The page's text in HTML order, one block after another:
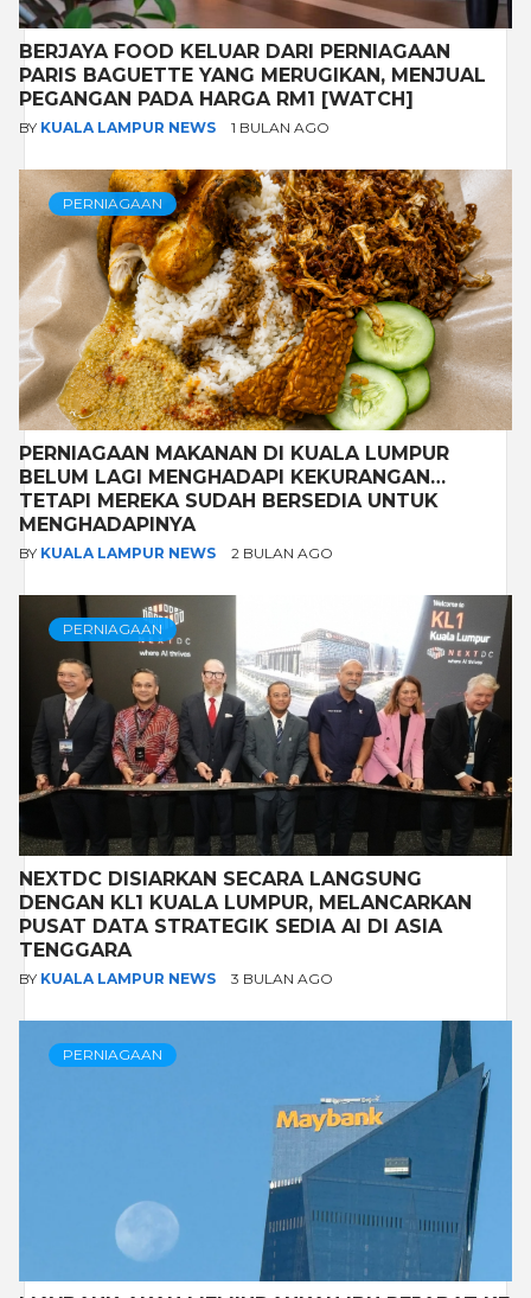
BERJAYA FOOD KELUAR DARI PERNIAGAAN
PARIS BAGUETTE YANG MERUGIKAN, MENJUAL
PEGANGAN PADA HARGA RM1 [WATCH]
BY KUALA LAMPUR NEWS 1 BULAN AGO
PERNIAGAAN
PERNIAGAAN MAKANAN DI KUALA LUMPUR
BELUM LAGI MENGHADAPI KEKURANGAN…
TETAPI MEREKA SUDAH BERSEDIA UNTUK
MENGHADAPINYA
BY KUALA LAMPUR NEWS 2 BULAN AGO
PERNIAGAAN
NEXTDC DISIARKAN SECARA LANGSUNG
DENGAN KL1 KUALA LUMPUR, MELANCARKAN
PUSAT DATA STRATEGIK SEDIA AI DI ASIA
TENGGARA
BY KUALA LAMPUR NEWS 3 BULAN AGO
PERNIAGAAN